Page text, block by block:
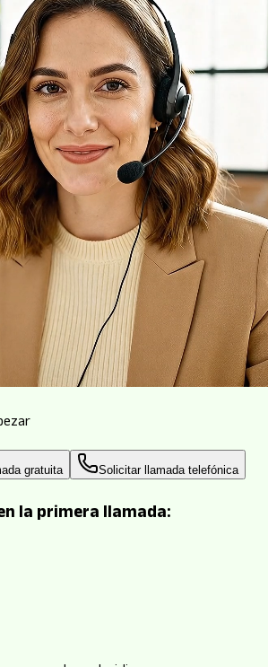
gratuita Solicitar llamada telefónica
la primera llamada: